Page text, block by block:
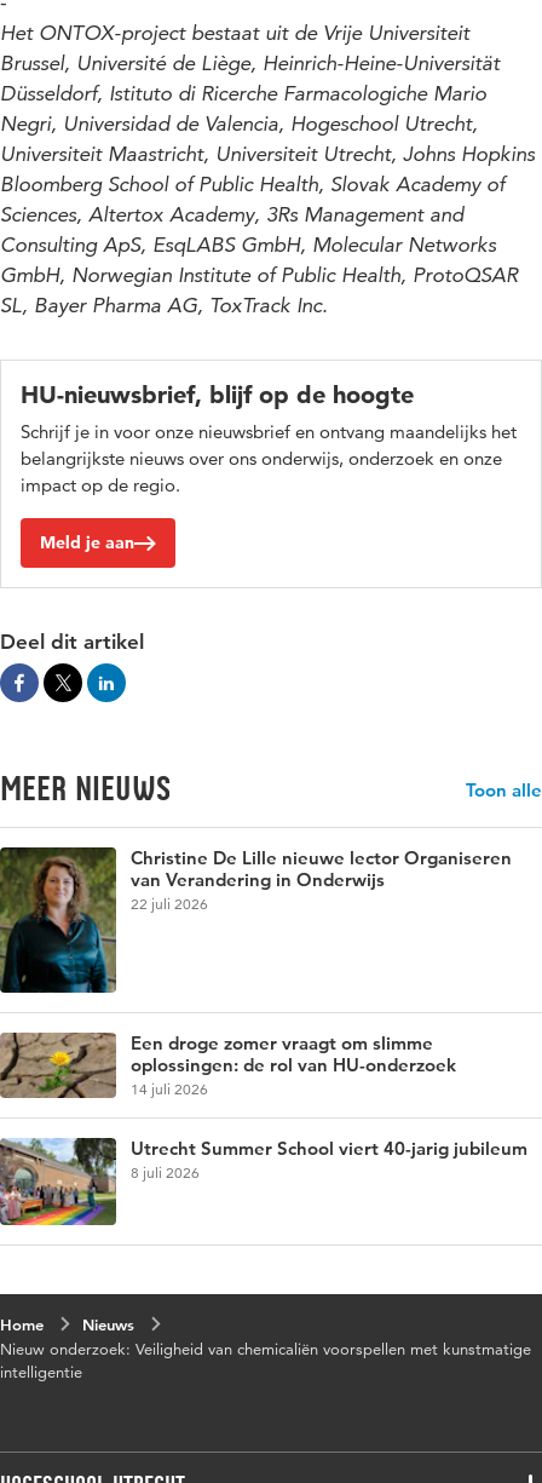
Het ONTOX-project bestaat uit de Vrije Universiteit
Brussel, Université de Liège, Heinrich-Heine-Universität
Düsseldorf, Istituto di Ricerche Farmacologiche Mario
Negri, Universidad de Valencia, Hogeschool Utrecht,
Universiteit Maastricht, Universiteit Utrecht, Johns Hopkins
Bloomberg School of Public Health, Slovak Academy of
Sciences, Altertox Academy, 3Rs Management and
Consulting ApS, EsqLABS GmbH, Molecular Networks
GmbH, Norwegian Institute of Public Health, ProtoQSAR
SL, Bayer Pharma AG, ToxTrack Inc.
HU-nieuwsbrief, blijf op de hoogte
Schrijf je in voor onze nieuwsbrief en ontvang maandelijks het
belangrijkste nieuws over ons onderwijs, onderzoek en onze
impact op de regio.
Meld je aan
Deel dit artikel
Meer nieuws Toon alle
Christine De Lille nieuwe lector Organiseren
van Verandering in Onderwijs
22 juli 2026
Een droge zomer vraagt om slimme
oplossingen: de rol van HU-onderzoek
14 juli 2026
Utrecht Summer School viert 40-jarig jubileum
8 juli 2026
Home
Nieuws
Nieuw onderzoek: Veiligheid van chemicaliën voorspellen met kunstmatige
intelligentie